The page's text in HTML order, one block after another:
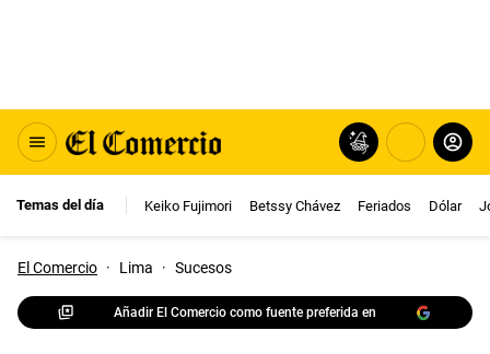
Temas del día Keiko Fujimori Betssy Chávez Feriados Dólar
El Comercio · Lima · Sucesos
Añadir El Comercio como fuente preferida en